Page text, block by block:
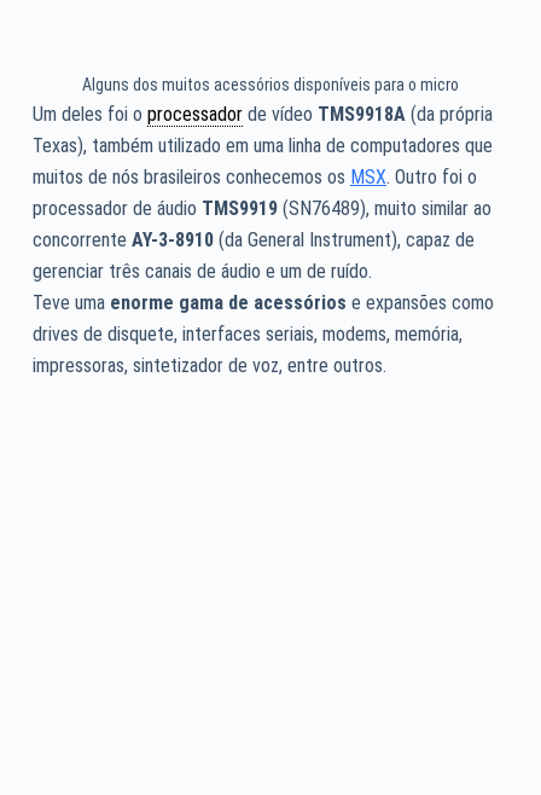
Alguns dos muitos acessórios disponíveis para o micro
Um deles foi o processadorde vídeo TMS9918A (da própria
Texas), também utilizado em uma linha de computadores que
muitos de nós brasileiros conhecemos os MSX. Outro foi o
processador de áudio TMS9919 (SN76489), muito similar ao
concorrente AY-3-8910(da General Instrument), capaz de
gerenciar três canais de áudio e um de ruído.
Teve uma enorme gama de acessórios e expansões como
drives de disquete, interfaces seriais, modems, memória,
impressoras, sintetizador de voz, entre outros.